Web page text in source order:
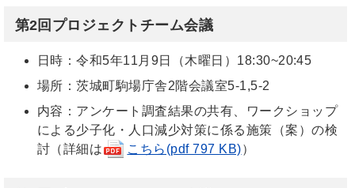
第2回プロジェクトチーム会議
日時：令和5年11月9日（木曜日）18:30~20:45
場所：茨城町駒場庁舎2階会議室5-1,5-2
内容：アンケート調査結果の共有、ワークショップ
による少子化・人口減少対策に係る施策（案）の検
討（詳細は
こちら(pdf 797 KB)）